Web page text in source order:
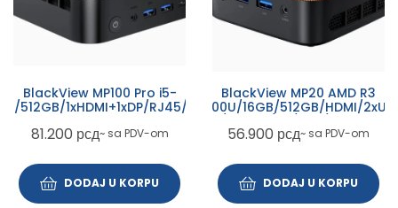
BlackView MP100 Pro i5-
512GB/1xHDMI+1xDP/RJ45/BT/WiFI/W11P
81.200 рсд~ sa PDV-om
DODAJ U KORPU
BlackView MP20 AMD R3
3300U/16GB/512GB/HDMI/
56.900 рсд~ sa PDV-om
DODAJ U KORPU